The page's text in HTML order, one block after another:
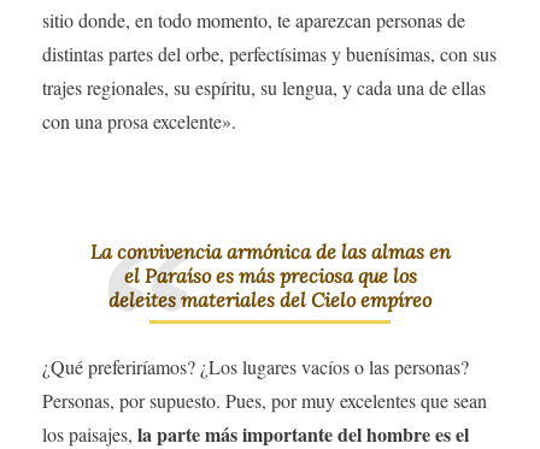
sitio donde, en todo momento, te aparezcan personas de
distintas partes del orbe, perfectísimas y buenísimas, con sus
trajes regionales, su espíritu, su lengua, y ​​cada una de ellas
con una prosa excelente».
La convivencia armónica de las almas en
el Paraíso es más preciosa que los
deleites materiales del Cielo empíreo
¿Qué preferiríamos? ¿Los lugares vacíos o las personas?
Personas, por supuesto. Pues, por muy excelentes que sean
los paisajes, la parte más importante del hombre es el